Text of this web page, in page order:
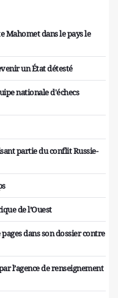
Mahomet dans le pays le
un État détesté
nationale d'échecs
partie du conflit Russie-
de l’Ouest
dans son dossier contre
l’agence de renseignement